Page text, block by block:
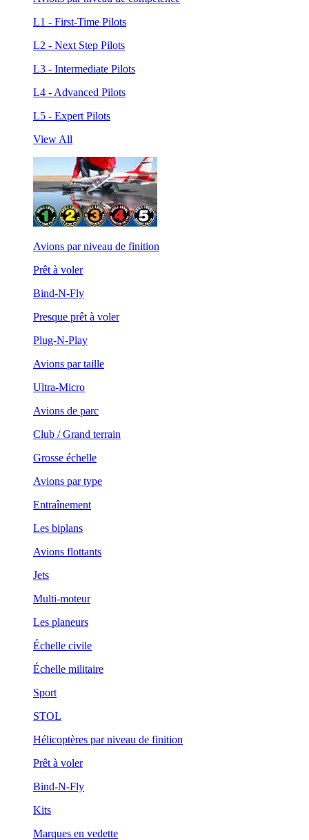
L1 - First-Time Pilots
L2 - Next Step Pilots
L3 - Intermediate Pilots
L4 - Advanced Pilots
L5 - Expert Pilots
View All
Avions par niveau de finition
Prêt à voler
Bind-N-Fly
Presque prêt à voler
Plug-N-Play
Avions par taille
Ultra-Micro
Avions de parc
Club / Grand terrain
Grosse échelle
Avions par type
Entraînement
Les biplans
Avions flottants
Jets
Multi-moteur
Les planeurs
Échelle civile
Échelle militaire
Sport
STOL
Hélicoptères par niveau de finition
Prêt à voler
Bind-N-Fly
Kits
Marques en vedette